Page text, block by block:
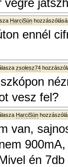
végre
HarciSün
ennél
zsolesz74
vesz fel?
HarciSün
van,
én